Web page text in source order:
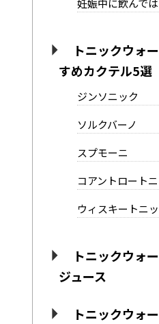
妊娠中に飲んで
トニックウォ
すめカクテル5選
ジンソニック
ソルクバーノ
スプモーニ
コアントロート
ウィスキートニ
トニックウォ
ジュース
トニックウォ